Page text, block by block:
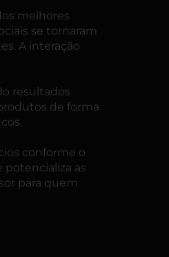
melhores
se tornaram
A interação
resultados
de forma
conforme o
potencializa as
para quem